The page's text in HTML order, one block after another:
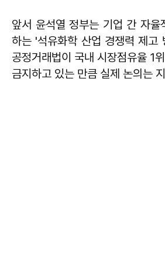
앞서 윤석열 정부는 기업 간 자율
하는 '석유화학 산업 경쟁력 제고
공정거래법이 국내 시장점유율 1
금지하고 있는 만큼 실제 논의는